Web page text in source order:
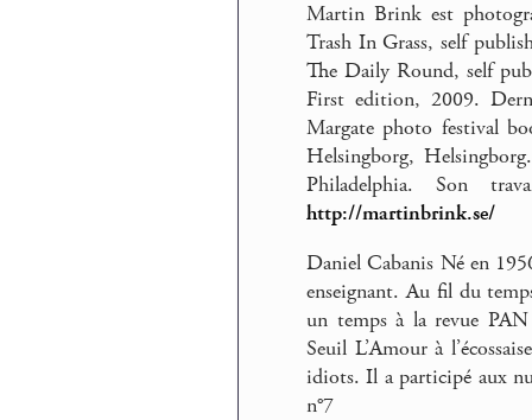
Martin Brink est
Trash In Grass, self
The Daily Round, self
First edition, 2009.
Margate photo festival
Helsingborg,
Philadelphia. Son
http://martinbrink.se/
Daniel Cabanis Né en
enseignant. Au fil du
un temps à la revue
Seuil L’Amour à
idiots. Il a participé aux
n°7